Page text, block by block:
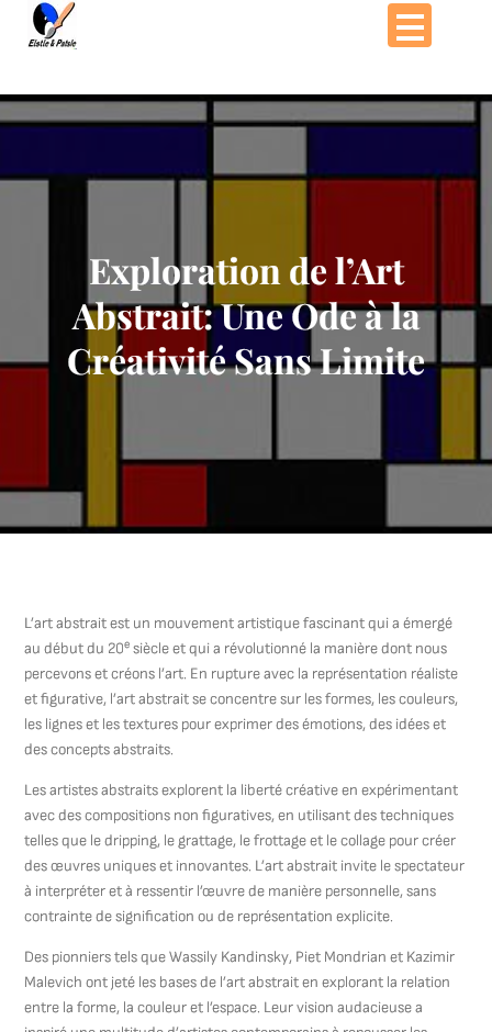
Passer
Exploration de l’Art
Abstrait: Une Ode à la
Créativité Sans Limite
L’art abstrait est un mouvement artistique fascinant qui a émergé
au début du 20e siècle et qui a révolutionné la manière dont nous
percevons et créons l’art. En rupture avec la représentation réaliste
et figurative, l’art abstrait se concentre sur les formes, les couleurs,
les lignes et les textures pour exprimer des émotions, des idées et
des concepts abstraits.
Les artistes abstraits explorent la liberté créative en expérimentant
avec des compositions non figuratives, en utilisant des techniques
telles que le dripping, le grattage, le frottage et le collage pour créer
des œuvres uniques et innovantes. L’art abstrait invite le spectateur
à interpréter et à ressentir l’œuvre de manière personnelle, sans
contrainte de signification ou de représentation explicite.
Des pionniers tels que Wassily Kandinsky, Piet Mondrian et Kazimir
Malevich ont jeté les bases de l’art abstrait en explorant la relation
entre la forme, la couleur et l’espace. Leur vision audacieuse a